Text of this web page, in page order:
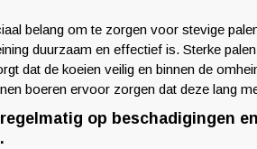
belang om te zorgen voor stevige
duurzaam en effectief is. Sterke
dat de koeien veilig en binnen de
boeren ervoor zorgen dat deze lang
op beschadigingen